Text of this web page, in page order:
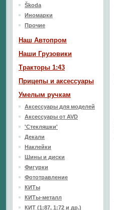
Škoda
Иномарки
Прочие
Наш Aвтопром
Наши Грузовики
Тракторы 1:43
Прицепы и аксессуары
Умелым ручкам
Аксессуары для моделей
Аксессуары от AVD
'Стекляшки'
Декали
Наклейки
Шины и диски
Фигурки
Фототравление
КИТы
КИТы-металл
КИТ (1:87, 1:72 и др.)